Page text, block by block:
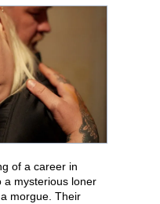
of a career in
a mysterious loner
morgue. Their